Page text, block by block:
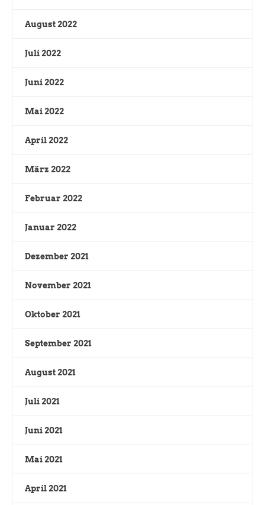
August 2022
Juli 2022
Juni 2022
Mai 2022
April 2022
März 2022
Februar 2022
Januar 2022
Dezember 2021
November 2021
Oktober 2021
September 2021
August 2021
Juli 2021
Juni 2021
Mai 2021
April 2021